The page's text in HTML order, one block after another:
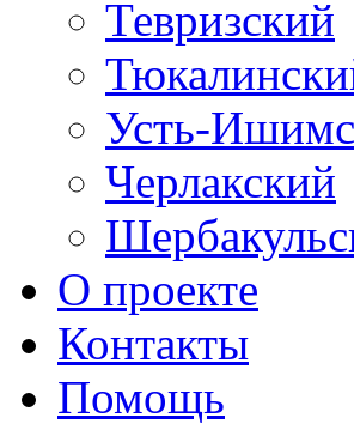
Тевризский
Усть-
Черлакский
О проекте
Контакты
Помощь